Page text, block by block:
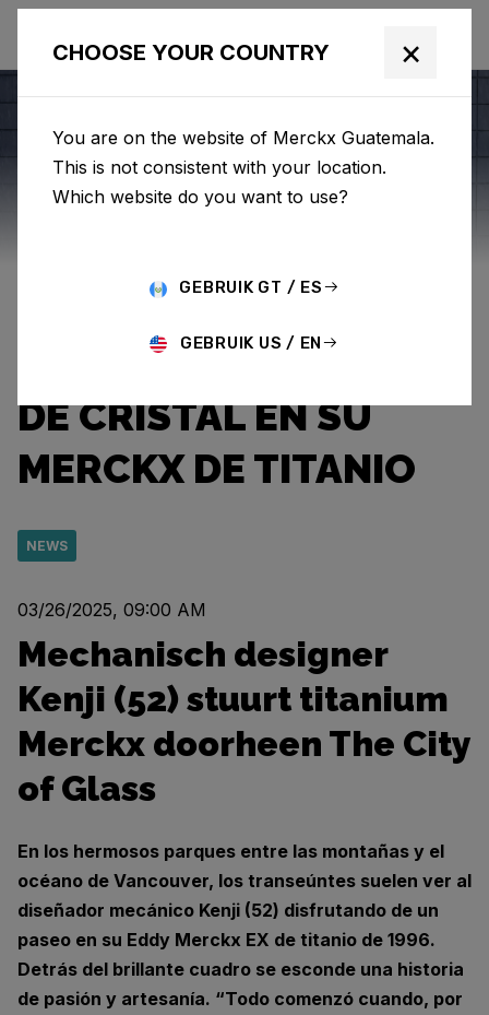
Category: News
MECÁNICO KENJI (52)
RECORRE LA CIUDAD
DE CRISTAL EN SU
MERCKX DE TITANIO
NEWS
03/26/2025, 09:00 AM
Mechanisch designer
Kenji (52) stuurt titanium
Merckx doorheen The City
of Glass
En los hermosos parques entre las montañas y el
océano de Vancouver, los transeúntes suelen ver al
diseñador mecánico Kenji (52) disfrutando de un
paseo en su Eddy Merckx EX de titanio de 1996.
Detrás del brillante cuadro se esconde una historia
de pasión y artesanía. “Todo comenzó cuando, por
CHOOSE YOUR COUNTRY ×
You are on the website of Merckx Guatemala.
This is not consistent with your location.
Which website do you want to use?
GEBRUIK GT / ES
GEBRUIK US / EN